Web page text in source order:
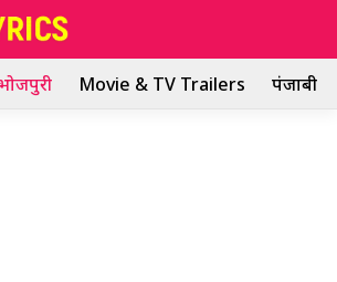
Movie & TV Trailers पंजाबी